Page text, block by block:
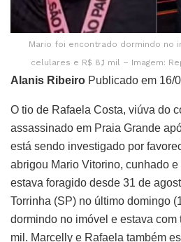
Mario foi encontrado dormindo no
celulares e R$ 8,1 mil – Imagem:
Alanis Ribeiro Publicado em 16/
O tio de Rafaela Costa, viúva do
assassinado em Praia Grande
está sendo investigado por
abrigou Mario Vitorino, cunhado
estava foragido desde 31 de
Torrinha (SP) no último domingo
dormindo no imóvel e estava com
mil. Marcelly e Rafaela também